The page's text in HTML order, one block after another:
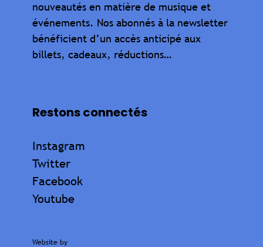
nouveautés en matière de musique et
événements. Nos abonnés à la newsletter
bénéficient d’un accès anticipé aux
billets, cadeaux, réductions…
Restons connectés
Instagram
Twitter
Facebook
Youtube
Website by